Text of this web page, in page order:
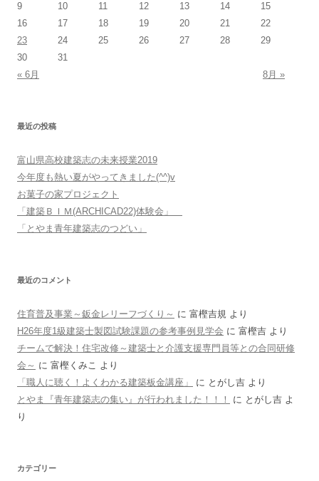
9
10 11 12 13 14
15
16
17 18 19 20 21
22
23
24 25 26 27 28
29
30
31
« 6月
8月 »
最近の投稿
富山県高校建築志の未来授業2019
今年度も熱い夏がやってきました(^^)v
お菓子の家プロジェクト
「建築ＢＩＭ(ARCHICAD22)体験会」
「とやま青年建築志のつどい」
最近のコメント
住育普及事業～鈑金レリーフづくり～ に 富樫吉規 より
H26年度1級建築士製図試験課題の参考事例見学会 に 富樫吉 より
チームで解決！住宅改修～建築士と介護支援専門員等との合同研修
会～ に 富樫くみこ より
「職人に聴く！よくわかる建築板金講座」
に とがし吉 より
とやま『青年建築志の集い』が行われました！！！
に とがし吉 よ
り
カテゴリー